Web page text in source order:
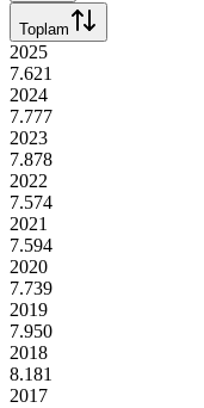
Toplam
2025
7.621
2024
7.777
2023
7.878
2022
7.574
2021
7.594
2020
7.739
2019
7.950
2018
8.181
2017